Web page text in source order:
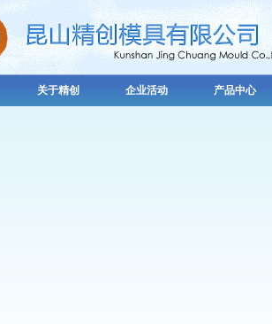
关于精创 企业活动 产品中心